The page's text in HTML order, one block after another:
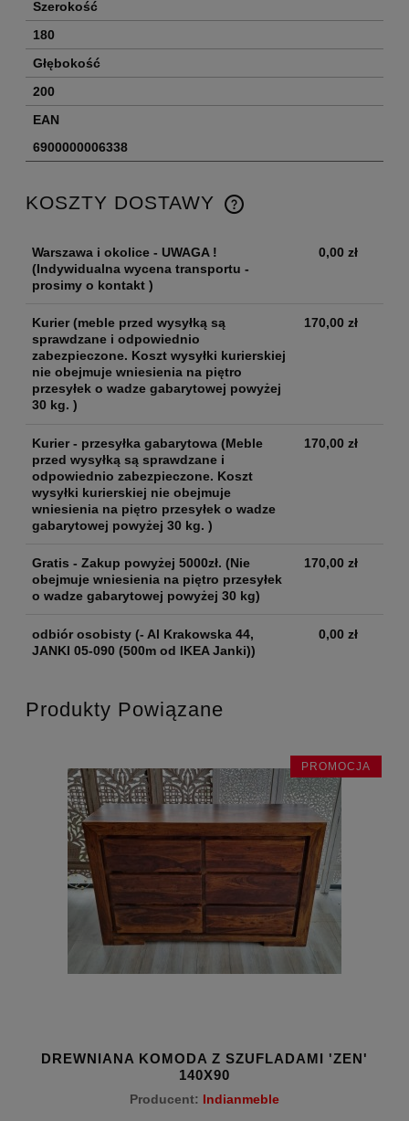
Szerokość
180
Głębokość
200
EAN
6900000006338
KOSZTY DOSTAWY
Warszawa i okolice - UWAGA !
(Indywidualna wycena transportu -
prosimy o kontakt )
0,00 zł
Kurier(meble przed wysyłką są
sprawdzane i odpowiednio
zabezpieczone. Koszt wysyłki kurierskiej
nie obejmuje wniesienia na piętro
przesyłek o wadze gabarytowej powyżej
30 kg. )
170,00 zł
Kurier - przesyłka gabarytowa (Meble
przed wysyłką są sprawdzane i
odpowiednio zabezpieczone. Koszt
wysyłki kurierskiej nie obejmuje
wniesienia na piętro przesyłek o wadze
gabarytowej powyżej 30 kg. )
170,00 zł
Gratis - Zakup powyżej 5000zł. (Nie
obejmuje wniesienia na piętro przesyłek
o wadze gabarytowej powyżej 30 kg)
170,00 zł
odbiór osobisty (- Al Krakowska 44,
JANKI 05-090 (500m od IKEA Janki))
0,00 zł
Produkty Powiązane
DREWNIANA KOMODA Z SZUFLADAMI 'ZEN'
140X90
Producent: Indianmeble
PROMOCJA